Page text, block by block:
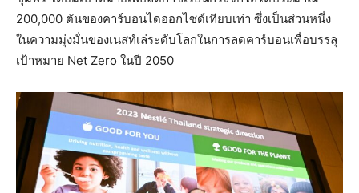
200,000 ตันของคาร์บอนไดออกไซด์เทียบเท่า ซึ่งเป็นส่วนหนึ่ง
ในความมุ่งมั่นของเนสท์เล่ระดับโลกในการลดคาร์บอนเพื่อบรรลุ
เป้าหมาย Net Zero ในปี 2050